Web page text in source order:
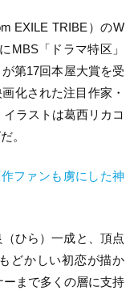
EXILE TRIBE）のW
MBS「ドラマ特区」
第17回本屋大賞を受
化された注目作家・
ラストは葛西リカコ
。
ファンも虜にした神
ひら）一成と、頂点
どかしい初恋が描か
まで多くの層に支持